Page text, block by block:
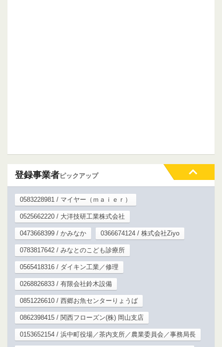
登録事業者ピックアップ
0583228981 / マイヤー（ｍａｉｅｒ）
0525662220 / 大洋技研工業株式会社
0473668399 / かみなか 0366674124 / 株式会社Ziyo
0783817642 / みなとのこども診療所
0565418316 / ダイキン工業／修理
0268826833 / 有限会社鈴木設備
0851226610 / 西郷お魚センターりょうば
0862398415 / 関西フローズン(株) 岡山支店
0153652154 / 浜中町役場／茶内支所／農業委員会／事務局長